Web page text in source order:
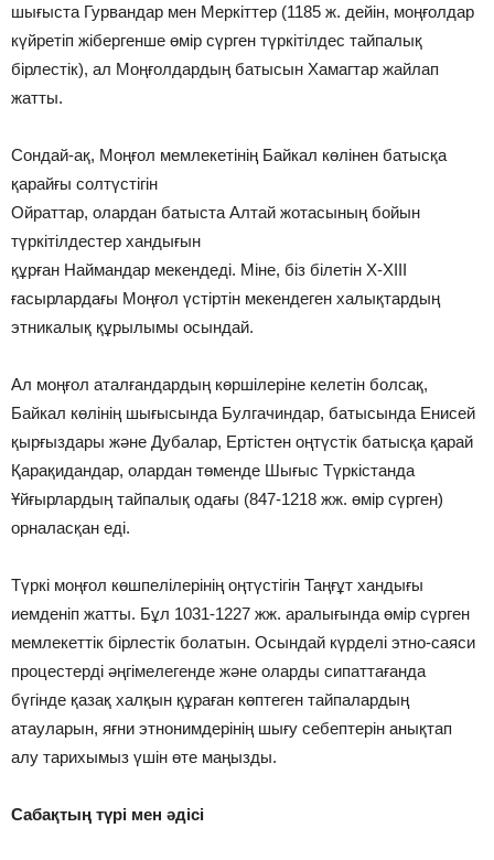
шығыста Гурвандар мен Меркіттер (1185 ж. дейін, моңғолдар
күйретіп жібергенше өмір сүрген түркітілдес тайпалық
бірлестік), ал Моңғолдардың батысын Хамагтар жайлап
жатты.
Сондай-ақ, Моңғол мемлекетінің Байкал көлінен батысқа
қарайғы солтүстігін
Ойраттар, олардан батыста Алтай жотасының бойын
түркітілдестер хандығын
құрған Наймандар мекендеді. Міне, біз білетін Х-XIII
ғасырлардағы Моңғол үстіртін мекендеген халықтардың
этникалық құрылымы осындай.
Ал моңғол аталғандардың көршілеріне келетін болсақ,
Байкал көлінің шығысында Булгачиндар, батысында Енисей
қырғыздары және Дубалар, Ертістен оңтүстік батысқа қарай
Қарақидандар, олардан төменде Шығыс Түркістанда
Ұйғырлардың тайпалық одағы (847-1218 жж. өмір сүрген)
орналасқан еді.
Түркі моңғол көшпелілерінің оңтүстігін Таңғұт хандығы
иемденіп жатты. Бұл 1031-1227 жж. аралығында өмір сүрген
мемлекеттік бірлестік болатын. Осындай күрделі этно-саяси
процестерді әңгімелегенде және оларды сипаттағанда
бүгінде қазақ халқын құраған көптеген тайпалардың
атауларын, яғни этнонимдерінің шығу себептерін анықтап
алу тарихымыз үшін өте маңызды.
Сабақтың түрі мен әдісі